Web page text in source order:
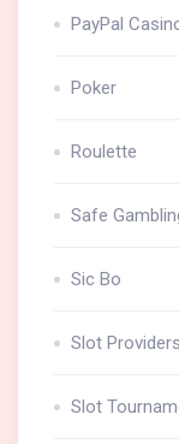
PayPal
Poker
Roulette
Safe
Sic Bo
Slot Providers
Slot